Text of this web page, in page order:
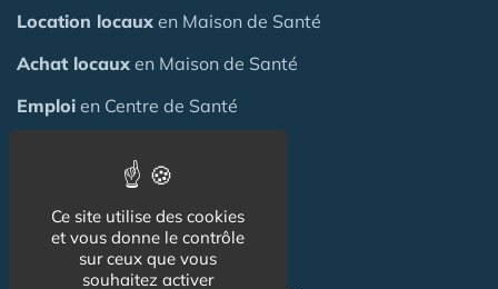
Location locaux en Maison de Santé
Achat locaux en Maison de Santé
Emploi en Centre de Santé
Créerune Maison de Santé
Financerune Maison de Santé
Ce site utilise des cookies
et vous donne le contrôle
sur ceux que vous
souhaitez activer